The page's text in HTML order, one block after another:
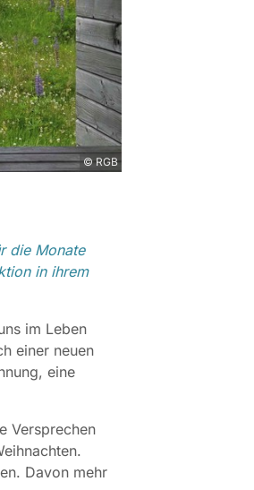
© RGB
die Monate
in ihrem
im Leben
einer neuen
eine
Versprechen
Davon mehr